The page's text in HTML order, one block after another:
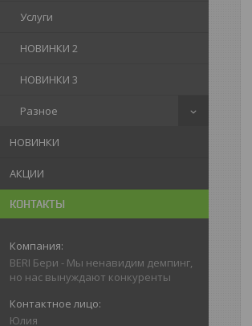
Услуги
НОВИНКИ 2
НОВИНКИ 3
Разное
НОВИНКИ
АКЦИИ
КОНТАКТЫ
BERI Бери - Мы ненавидим демпинг,
но нас вынуждают конкуренты
Юлия